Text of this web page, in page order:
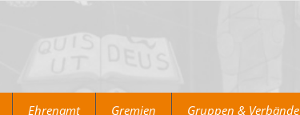
Ehrenamt Gremien Gruppen & Verbände